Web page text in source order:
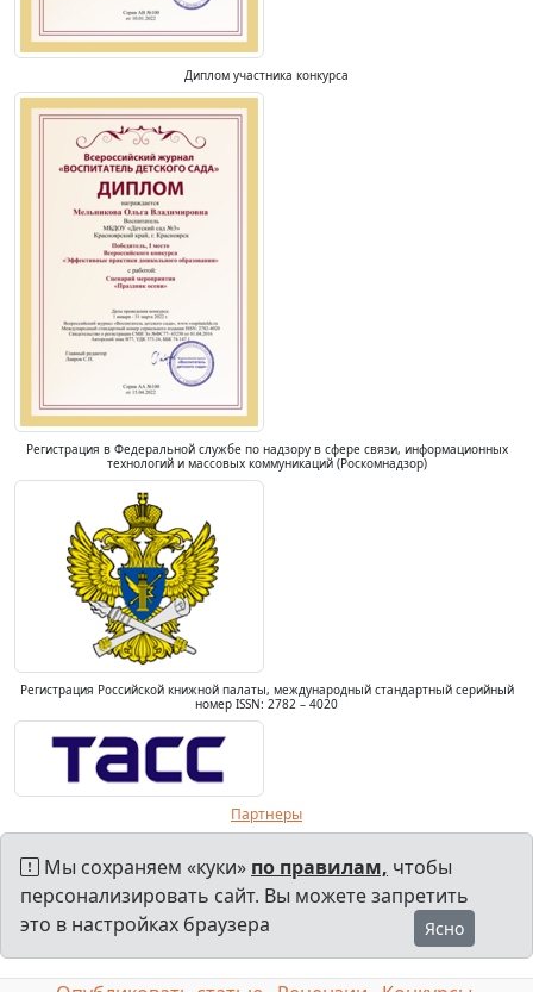
Диплом участника конкурса
Регистрация в Федеральной службе по надзору в сфере связи, информационных
технологий и массовых коммуникаций (Роскомнадзор)
Регистрация Российской книжной палаты, международный стандартный серийный
номер ISSN: 2782 – 4020
Партнеры
Мы сохраняем «куки» по правилам, чтобы
персонализировать сайт. Вы можете запретить
это в настройках браузера
Ясно